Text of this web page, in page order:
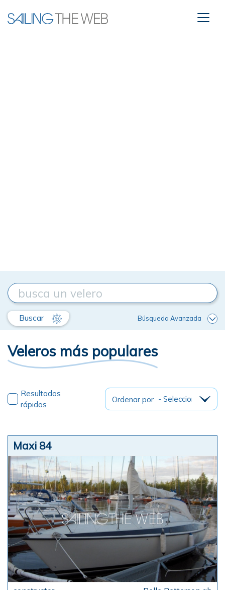
Buscar Búsqueda Avanzada
Veleros más populares
Resultados
rápidos
Ordenar por
Maxi 84